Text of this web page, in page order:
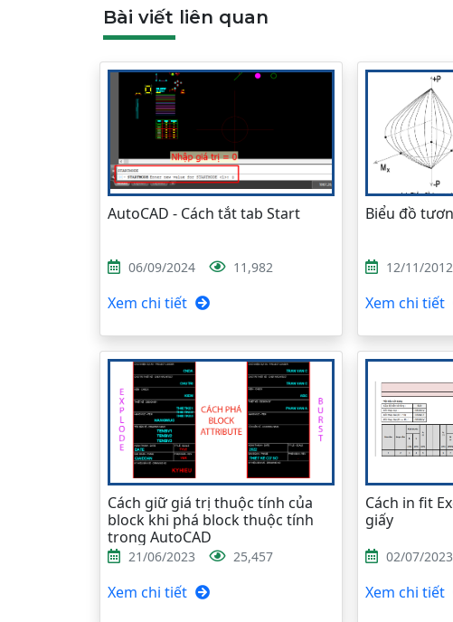
Bài viết liên quan
AutoCAD - Cách tắt tab Start
06/09/2024 11,982
Xem chi tiết
Biểu đồ
12/11/2012
Xem chi tiết
Cách giữ giá trị thuộc tính của
block khi phá block thuộc tính
trong AutoCAD
21/06/2023 25,457
Xem chi tiết
Cách in fit
giấy
02/07/2023
Xem chi tiết